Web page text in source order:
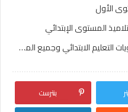
الأول
المستوى الإبتدائي
الابتدائي وجميع المواد 2024-2025
بنترست